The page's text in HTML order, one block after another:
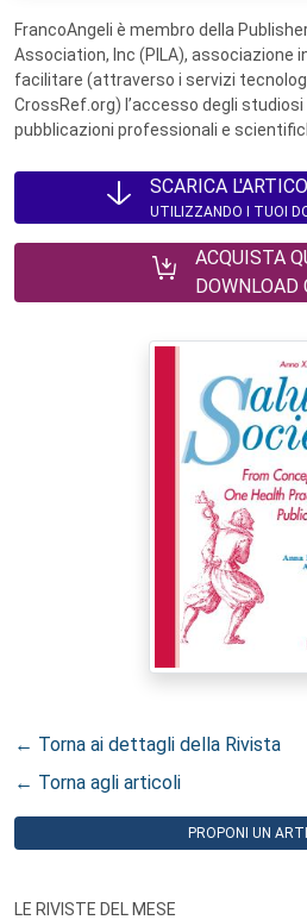
FrancoAngeli è membro della
Association, Inc (PILA), associazione
facilitare (attraverso i servizi
CrossRef.org) l’accesso degli
pubblicazioni professionali e
SCARICA
UTILIZZANDO I TUOI
ACQUISTA
DOWNLOAD
← Torna ai dettagli della Rivista
← Torna agli articoli
PROPONI UN
LE RIVISTE DEL MESE